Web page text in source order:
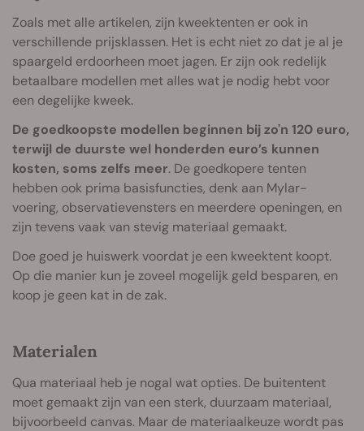
Zoals met alle artikelen, zijn kweektenten er ook in
verschillende prijsklassen. Het is echt niet zo dat je al je
spaargeld erdoorheen moet jagen. Er zijn ook redelijk
betaalbare modellen met alles wat je nodig hebt voor
een degelijke kweek.
De goedkoopste modellen beginnen bij zo'n 120 euro,
terwijl de duurste wel honderden euro’s kunnen
kosten, soms zelfs meer. De goedkopere tenten
hebben ook prima basisfuncties, denk aan Mylar-
voering, observatievensters en meerdere openingen, en
zijn tevens vaak van stevig materiaal gemaakt.
Doe goed je huiswerk voordat je een kweektent koopt.
Op die manier kun je zoveel mogelijk geld besparen, en
koop je geen kat in de zak.
Materialen
Qua materiaal heb je nogal wat opties. De buitentent
moet gemaakt zijn van een sterk, duurzaam materiaal,
bijvoorbeeld canvas. Maar de materiaalkeuze wordt pas